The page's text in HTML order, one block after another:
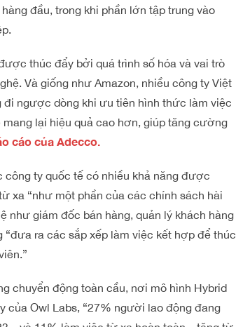
đầu, trong khi phần lớn tập trung vào
thúc đẩy bởi quá trình số hóa và vai trò
Và giống như Amazon, nhiều công ty Việt
đi ngược dòng khi ưu tiên hình thức làm việc
lại hiệu quả cao hơn, giúp tăng cường
cáo của Adecco.
công ty quốc tế có nhiều khả năng được
xa “như một phần của các chính sách hài
như giám đốc bán hàng, quản lý khách hàng
ra các sắp xếp làm việc kết hợp để thúc
chuyển động toàn cầu, nơi mô hình Hybrid
của Owl Labs, “27% người lao động đang